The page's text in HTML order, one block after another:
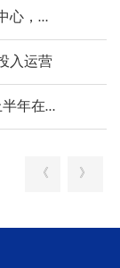
【科技日报】郑州超算中心、技术转移中心，今年将投入运营
入运营
【河南商报】第7个国家超算中心今年上半年在郑州建成
《 》